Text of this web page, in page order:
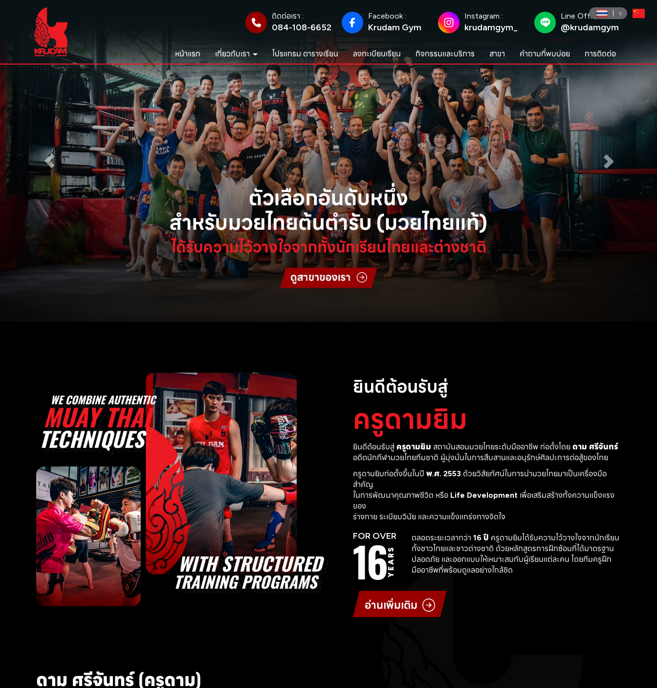
ติดต่อเรา :
084-108-6652
Facebook :
Krudam Gym
Instagram :
krudamgym_
Line Official :
@krudamgym
หน้าแรก เกี่ยวกับเรา โปรแกรม ตารางเรียน ลงทะเบียนเรียน กิจกรรมและบริการ สาขา คำถามที่พบบ่อย การติดต่อ
ยินดีต้อนรับสู่
ครูดามยิม
ยินดีต้อนรับสู่ ครูดามยิม สถาบันสอนมวยไทยระดับมืออาชีพ ก่อตั้งโดย ดาม ศรีจันทร์
อดีตนักกีฬามวยไทยทีมชาติ ผู้มุ่งมั่นในการสืบสานและอนุรักษ์ศิลปะการต่อสู้ของไทย
ครูดามยิมก่อตั้งขึ้นในปี พ.ศ. 2553 ด้วยวิสัยทัศน์ในการนำมวยไทยมาเป็นเครื่องมือ
สำคัญ
ในการพัฒนาคุณภาพชีวิต หรือ Life Development เพื่อเสริมสร้างทั้งความแข็งแรง
ของ
ร่างกาย ระเบียบวินัย และความแข็งแกร่งทางจิตใจ
FOR OVER
16YEARS
ตลอดระยะเวลากว่า 16 ปี ครูดามยิมได้รับความไว้วางใจจากนักเรียน
ทั้งชาวไทยและชาวต่างชาติ ด้วยหลักสูตรการฝึกซ้อมที่ได้มาตรฐาน
ปลอดภัย และออกแบบให้เหมาะสมกับผู้เรียนแต่ละคน โดยทีมครูฝึก
มืออาชีพที่พร้อมดูแลอย่างใกล้ชิด
อ่านเพิ่มเติม
ดาม ศรีจันทร์ (ครูดาม)